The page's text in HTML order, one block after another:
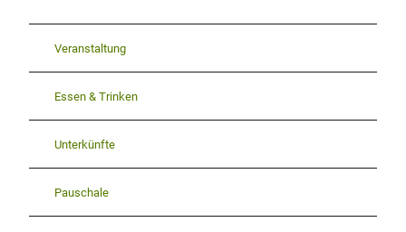
Veranstaltung
Essen & Trinken
Unterkünfte
Pauschale